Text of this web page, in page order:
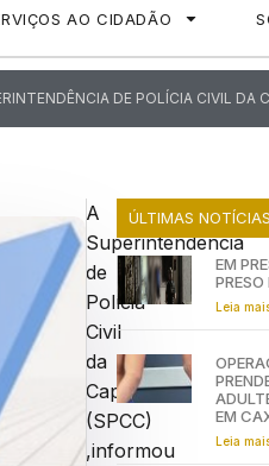
AO CIDADÃO
DE POLÍCIA CIVIL DA
A
Superintendência
de
Polícia
Civil
da
Capital
(SPCC)
,informou
ÚLTIMAS NOTÍCIAS
EM
Leia
EM
Leia